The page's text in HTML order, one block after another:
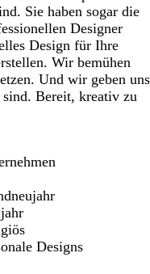
Sie haben sogar die
Designer
Design für Ihre
Wir bemühen
Und wir geben uns
Bereit, kreativ zu
Designs